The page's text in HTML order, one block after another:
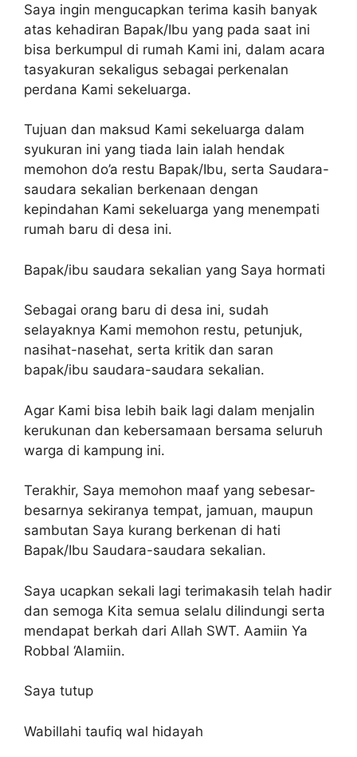
Saya ingin mengucapkan terima kasih banyak
atas kehadiran Bapak/Ibu yang pada saat ini
bisa berkumpul di rumah Kami ini, dalam acara
tasyakuran sekaligus sebagai perkenalan
perdana Kami sekeluarga.
Tujuan dan maksud Kami sekeluarga dalam
syukuran ini yang tiada lain ialah hendak
memohon do’a restu Bapak/Ibu, serta Saudara-
saudara sekalian berkenaan dengan
kepindahan Kami sekeluarga yang menempati
rumah baru di desa ini.
Bapak/ibu saudara sekalian yang Saya hormati
Sebagai orang baru di desa ini, sudah
selayaknya Kami memohon restu, petunjuk,
nasihat-nasehat, serta kritik dan saran
bapak/ibu saudara-saudara sekalian.
Agar Kami bisa lebih baik lagi dalam menjalin
kerukunan dan kebersamaan bersama seluruh
warga di kampung ini.
Terakhir, Saya memohon maaf yang sebesar-
besarnya sekiranya tempat, jamuan, maupun
sambutan Saya kurang berkenan di hati
Bapak/Ibu Saudara-saudara sekalian.
Saya ucapkan sekali lagi terimakasih telah hadir
dan semoga Kita semua selalu dilindungi serta
mendapat berkah dari Allah SWT. Aamiin Ya
Robbal ‘Alamiin.
Saya tutup
Wabillahi taufiq wal hidayah